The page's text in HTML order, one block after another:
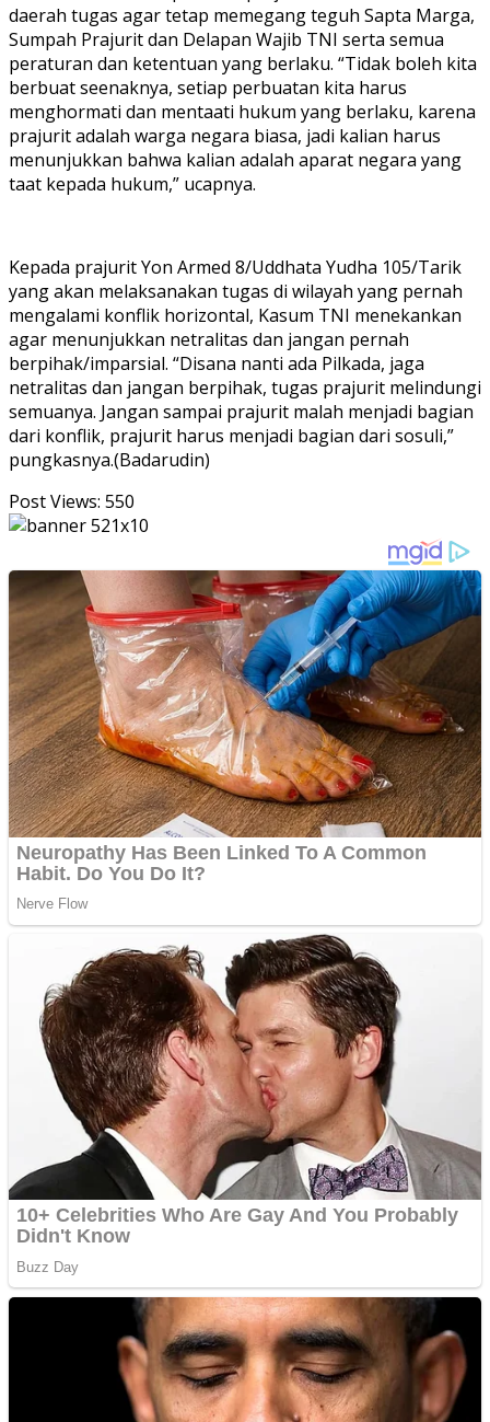
daerah tugas agar tetap memegang teguh Sapta Marga,
Sumpah Prajurit dan Delapan Wajib TNI serta semua
peraturan dan ketentuan yang berlaku. “Tidak boleh kita
berbuat seenaknya, setiap perbuatan kita harus
menghormati dan mentaati hukum yang berlaku, karena
prajurit adalah warga negara biasa, jadi kalian harus
menunjukkan bahwa kalian adalah aparat negara yang
taat kepada hukum,” ucapnya.
Kepada prajurit Yon Armed 8/Uddhata Yudha 105/Tarik
yang akan melaksanakan tugas di wilayah yang pernah
mengalami konflik horizontal, Kasum TNI menekankan
agar menunjukkan netralitas dan jangan pernah
berpihak/imparsial. “Disana nanti ada Pilkada, jaga
netralitas dan jangan berpihak, tugas prajurit melindungi
semuanya. Jangan sampai prajurit malah menjadi bagian
dari konflik, prajurit harus menjadi bagian dari sosuli,”
pungkasnya.(Badarudin)
Post Views: 550